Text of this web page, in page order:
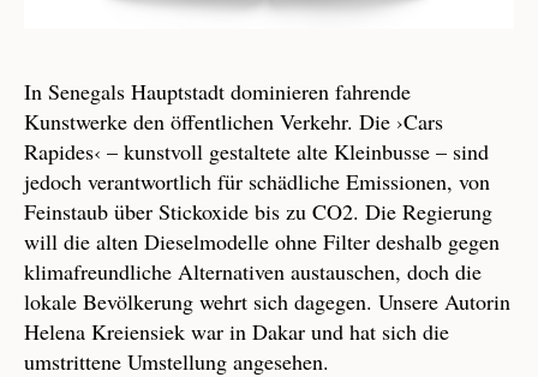
In Senegals Hauptstadt dominieren fahrende
Kunstwerke den öffentlichen Verkehr. Die ›Cars
Rapides‹ – kunstvoll gestaltete alte Kleinbusse – sind
jedoch verantwortlich für schädliche Emissionen, von
Feinstaub über Stickoxide bis zu CO2. Die Regierung
will die alten Dieselmodelle ohne Filter deshalb gegen
klimafreundliche Alternativen austauschen, doch die
lokale Bevölkerung wehrt sich dagegen. Unsere Autorin
Helena Kreiensiek war in Dakar und hat sich die
umstrittene Umstellung angesehen.